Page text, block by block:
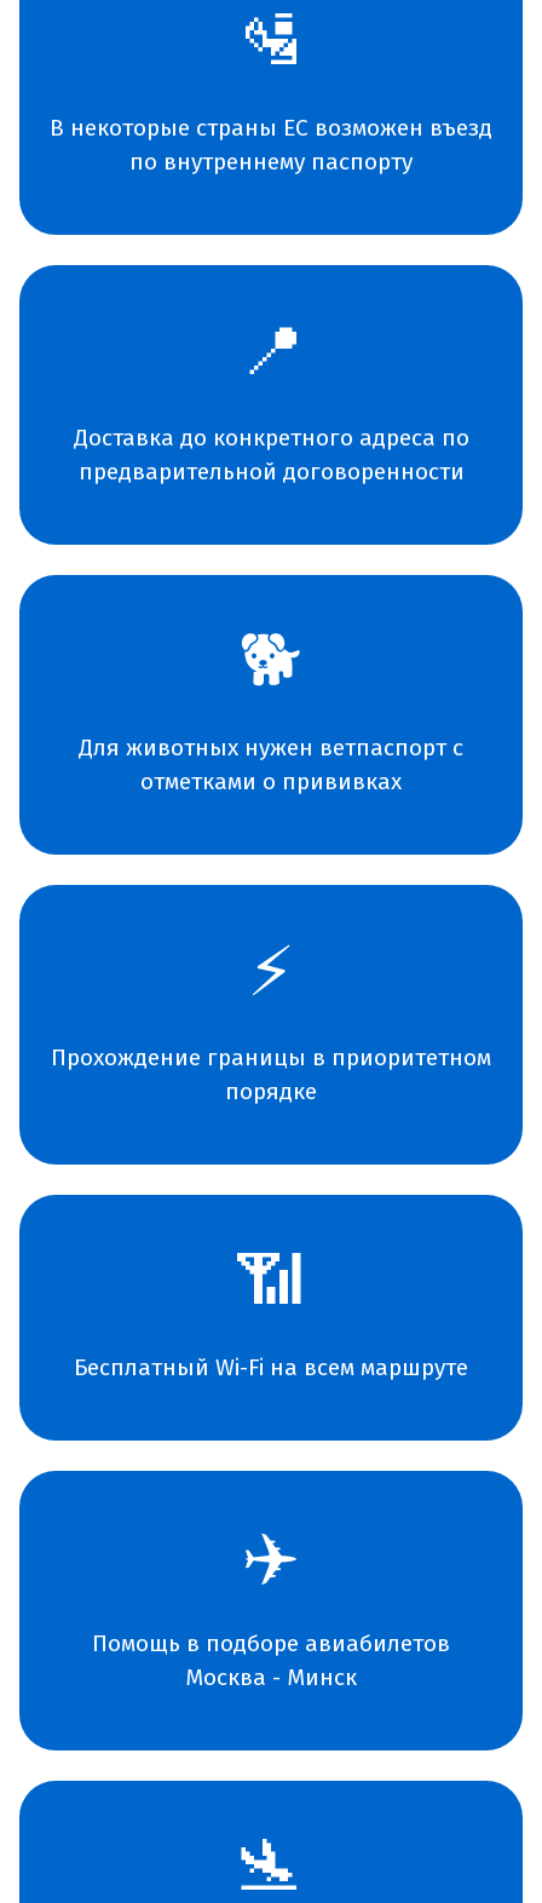
🛂
В некоторые страны ЕС возможен въезд
по внутреннему паспорту
📍
Доставка до конкретного адреса по
предварительной договоренности
🐕
Для животных нужен ветпаспорт с
отметками о прививках
⚡
Прохождение границы в приоритетном
порядке
📶
Бесплатный Wi-Fi на всем маршруте
✈️
Помощь в подборе авиабилетов
Москва - Минск
🛬